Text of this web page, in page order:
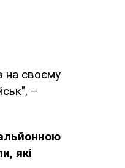
на своєму
–
які